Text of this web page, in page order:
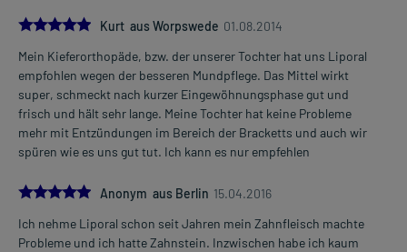
5.0
Kurt aus Worpswede 01.08.2014
Mein Kieferorthopäde, bzw. der unserer Tochter hat uns Liporal
empfohlen wegen der besseren Mundpflege. Das Mittel wirkt
super, schmeckt nach kurzer Eingewöhnungsphase gut und
frisch und hält sehr lange. Meine Tochter hat keine Probleme
mehr mit Entzündungen im Bereich der Bracketts und auch wir
spüren wie es uns gut tut. Ich kann es nur empfehlen
5.0Anonym aus Berlin 15.04.2016
Ich nehme Liporal schon seit Jahren mein Zahnfleisch machte
Probleme und ich hatte Zahnstein. Inzwischen habe ich kaum